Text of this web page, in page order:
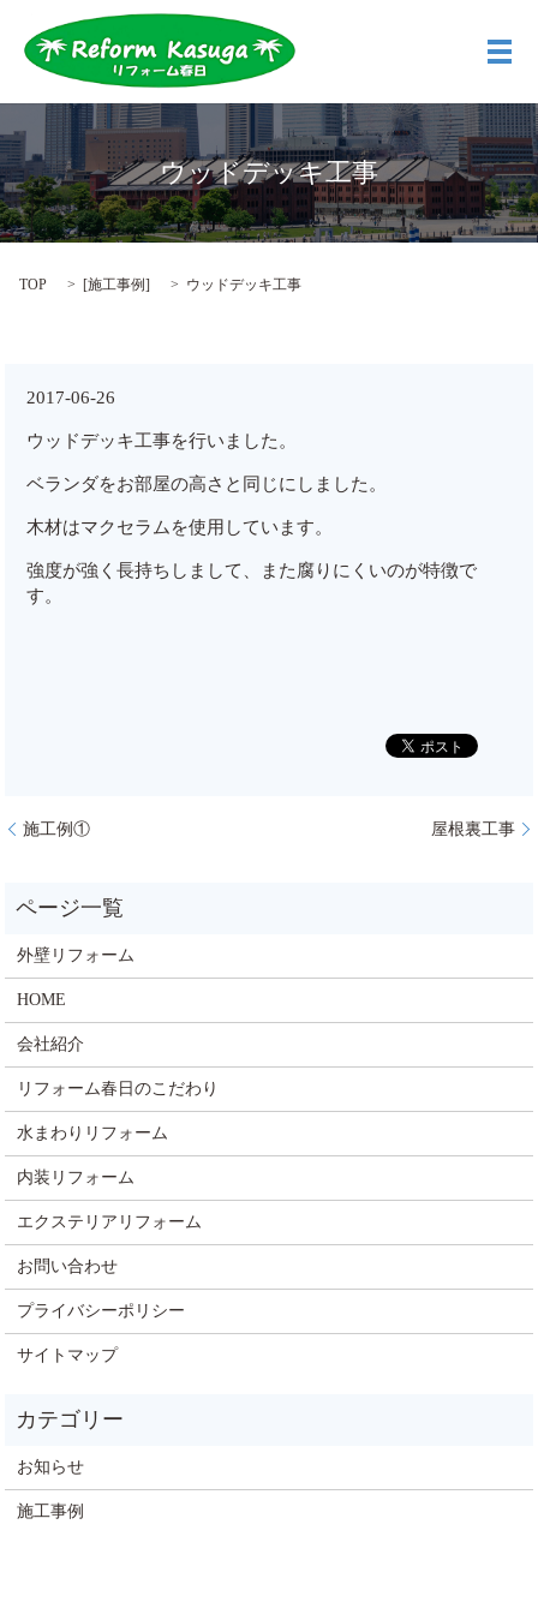
メ
ウッドデッキ工事
TOP [施工事例] ウッドデッキ工事
2017-06-26
ウッドデッキ工事を行いました。
ベランダをお部屋の高さと同じにしました。
木材はマクセラムを使用しています。
強度が強く長持ちしまして、また腐りにくいのが特徴で
す。
施工例① 屋根裏工事
外壁リフォーム
HOME
会社紹介
リフォーム春日のこだわり
水まわりリフォーム
内装リフォーム
エクステリアリフォーム
お問い合わせ
プライバシーポリシー
サイトマップ
お知らせ
施工事例